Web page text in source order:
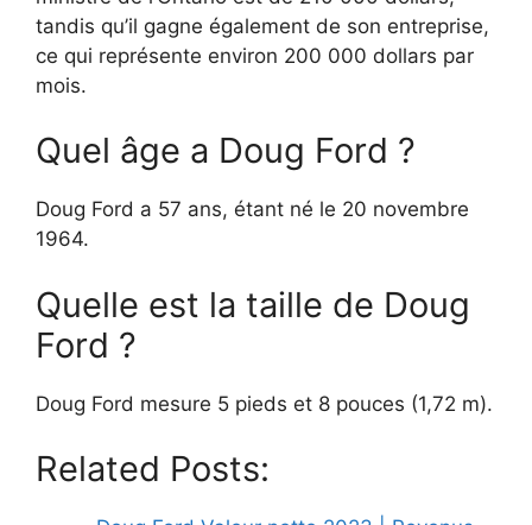
tandis qu’il gagne également de son entreprise,
ce qui représente environ 200 000 dollars par
mois.
Quel âge a Doug Ford ?
Doug Ford a 57 ans, étant né le 20 novembre
1964.
Quelle est la taille de Doug
Ford ?
Doug Ford mesure 5 pieds et 8 pouces (1,72 m).
Related Posts: